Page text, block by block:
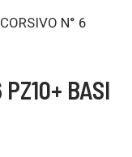
N° 6
BASI